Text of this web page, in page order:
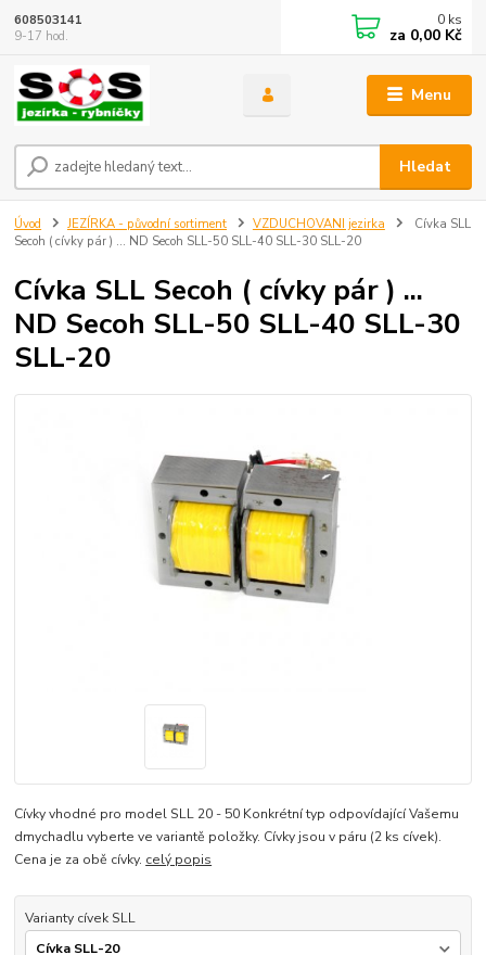
Menu
Hledat
608503141
9-17 hod.
0 ks
za 0,00 Kč
Úvod JEZÍRKA - původní sortiment VZDUCHOVANI jezirka
Cívka SLL
Secoh ( cívky pár ) ... ND Secoh SLL-50 SLL-40 SLL-30 SLL-20
Cívka SLL Secoh ( cívky pár ) ...
ND Secoh SLL-50 SLL-40 SLL-30
SLL-20
Cívky vhodné pro model SLL 20 - 50 Konkrétní typ odpovídající Vašemu
dmychadlu vyberte ve variantě položky. Cívky jsou v páru (2 ks cívek).
Cena je za obě cívky. celý popis
Varianty cívek SLL